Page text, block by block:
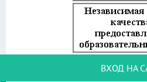
ВХОД НА